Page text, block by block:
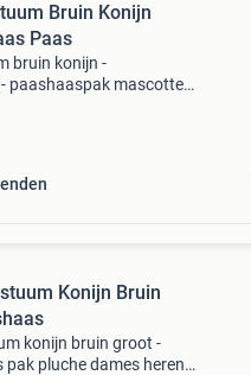
Bruin Konijn
Paas
bruin konijn -
paashaaspak mascotte
Konijn Bruin
konijn bruin groot -
pak pluche dames heren